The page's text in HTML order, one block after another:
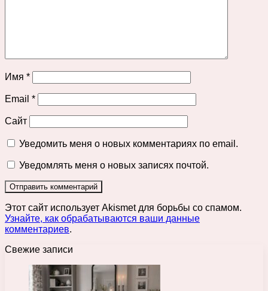
Имя *
Email *
Сайт
Уведомить меня о новых комментариях по email.
Уведомлять меня о новых записях почтой.
Этот сайт использует Akismet для борьбы со спамом.
Узнайте, как обрабатываются ваши данные
комментариев.
Свежие записи